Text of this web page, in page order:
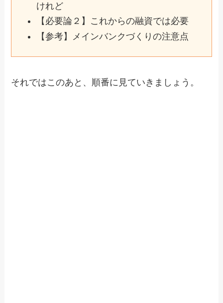
けれど
【必要論２】これからの融資では必要
【参考】メインバンクづくりの注意点
それではこのあと、順番に見ていきましょう。